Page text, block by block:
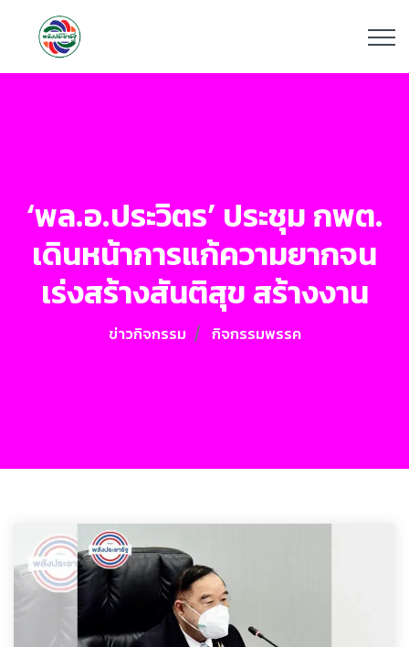
‘พล.อ.ประวิตร’ ประชุม กพต.
เดินหน้าการแก้ความยากจน
เร่งสร้างสันติสุข สร้างงาน
ข่าวกิจกรรม กิจกรรมพรรค